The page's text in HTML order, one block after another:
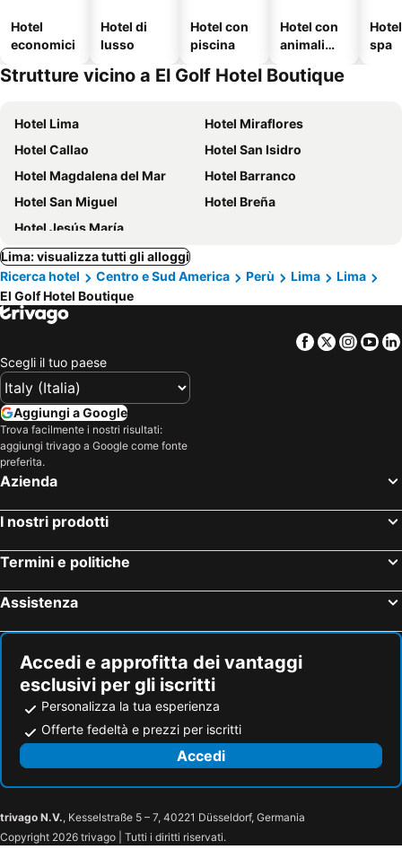
Hotel
economici
Hotel di
lusso
Hotel con
piscina
Hotel con
animali
spa
Strutture vicino a El Golf Hotel Boutique
Hotel Lima
Hotel Miraflores
Hotel Callao
Hotel San Isidro
Hotel Magdalena del Mar
Hotel Barranco
Hotel San Miguel
Hotel Breña
Hotel Jesús María
Lima: visualizza tutti gli alloggi
Ricerca hotel
Centro e Sud America Perù Lima
Lima
El Golf Hotel Boutique
Facebook
Twitter
Scegli il tuo paese
Aggiungi a Google
Trova facilmente i nostri risultati:
aggiungi trivago a Google come fonte
preferita.
Azienda
I nostri prodotti
Termini e politiche
Assistenza
Accedi e approfitta dei vantaggi
esclusivi per gli iscritti
Personalizza la tua esperienza
Offerte fedeltà e prezzi per iscritti
Accedi
trivago N.V., Kesselstraße 5 – 7, 40221 Düsseldorf, Germania
Copyright 2026 trivago | Tutti i diritti riservati.